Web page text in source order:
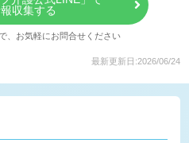
収集する
、お気軽にお問合せください
最新更新日:2026/06/24